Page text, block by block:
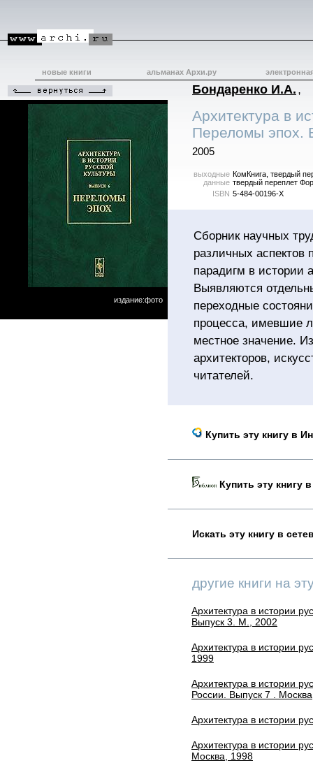
новые книги альманах Архи.ру
издание:фото
Бондаренко И.А. ,
Архитектура в
Переломы эпох.
2005
выходные
данные
КомКнига, твердый
твердый переплет
ISBN 5-484-00196-X
Сборник научных
различных
парадигм в истории
Выявляются
переходные
процесса, имевшие
местное значение.
архитекторов,
читателей.
Купить эту книгу в
Купить эту книгу
Искать эту книгу в
другие книги на
Архитектура в истории
Выпуск 3. М., 2002
Архитектура в истории
1999
Архитектура в истории
России. Выпуск 7 .
Архитектура в истории
Архитектура в истории
Москва, 1998